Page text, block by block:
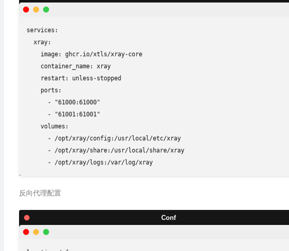
services:
  xray:
    image: ghcr.io/xtls/xray-core
    container_name: xray
    restart: unless-stopped
    ports:
      - "61000:61000"
      - "61001:61001"
    volumes:
      - /opt/xray/config:/usr/local/etc/xray
      - /opt/xray/share:/usr/local/share/xray
      - /opt/xray/logs:/var/log/xray
反向代理配置
Conf